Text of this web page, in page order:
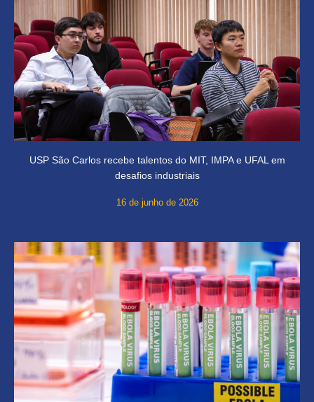
USP São Carlos recebe talentos do MIT, IMPA e UFAL em
desafios industriais
16 de junho de 2026